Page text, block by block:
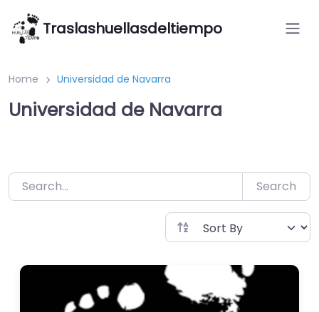
Saltar
contenido
Traslashuellasdeltiempo
Home Universidad de Navarra
Universidad de Navarra
Search